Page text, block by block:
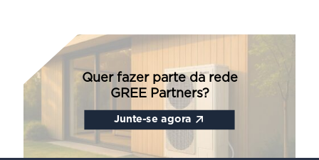
Junte-se agora
Quer fazer parte da rede
GREE Partners?